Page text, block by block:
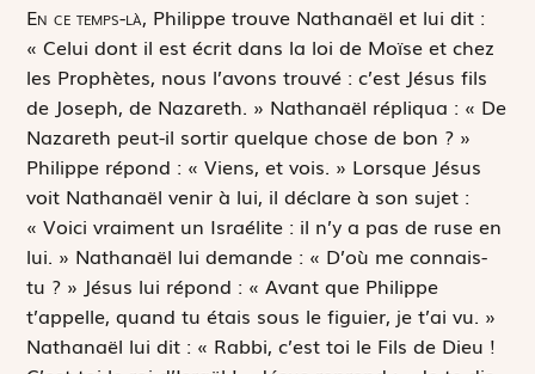
En ce temps-là, Philippe trouve Nathanaël et lui dit :
« Celui dont il est écrit dans la loi de Moïse et chez
les Prophètes, nous l’avons trouvé : c’est Jésus fils
de Joseph, de Nazareth. » Nathanaël répliqua : « De
Nazareth peut-il sortir quelque chose de bon ? »
Philippe répond : « Viens, et vois. » Lorsque Jésus
voit Nathanaël venir à lui, il déclare à son sujet :
« Voici vraiment un Israélite : il n’y a pas de ruse en
lui. » Nathanaël lui demande : « D’où me connais-
tu ? » Jésus lui répond : « Avant que Philippe
t’appelle, quand tu étais sous le figuier, je t’ai vu. »
Nathanaël lui dit : « Rabbi, c’est toi le Fils de Dieu !